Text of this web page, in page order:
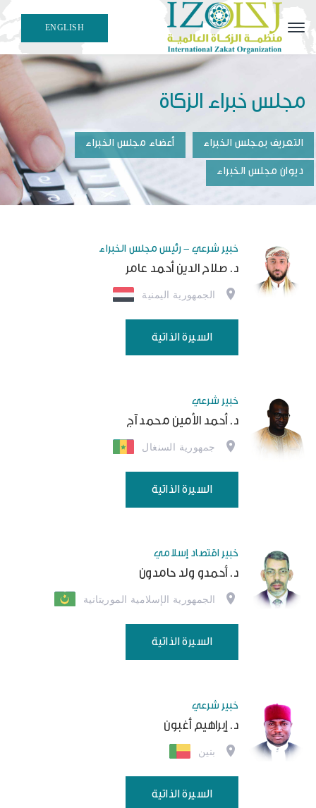
ENGLISH
هيئة علمية مهنية متخصصة في إصدار معايير وقرارات الزكاة
الفقهية والمحاسبية
مجلس خبراء الزكاة
التعريف بمجلس الخبراء أعضاء مجلس الخبراء
ديوان مجلس الخبراء
خبير شرعي - رئيس مجلس الخبراء
د. صلاح الدين أحمد عامر
الجمهورية اليمنية
السيرة الذاتية
خبير شرعي
د. أحمد الأمين محمد آج
جمهورية السنغال
السيرة الذاتية
خبير اقتصاد إسلامي
د. أحمدو ولد حامدون
الجمهورية الإسلامية الموريتانية
السيرة الذاتية
خبير شرعي
د. إبراهيم أغبون
بنين
السيرة الذاتية